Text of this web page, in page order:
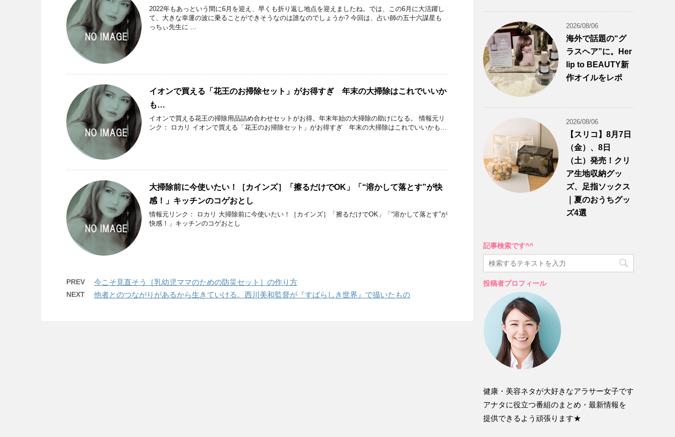
2022年もあっという間に6月を迎え、早くも折り返し地点を迎えましたね。では、この6月に大活躍し
て、大きな幸運の波に乗ることができそうなのは誰なのでしょうか? 今回は、占い師の五十六謀星も
っちぃ先生に ...
イオンで買える「花王のお掃除セット」がお得すぎ 年末の大掃除はこれでいいか
も…
イオンで買える花王の掃除用品詰め合わせセットがお得。年末年始の大掃除の助けになる。 情報元リ
ンク： ロカリ イオンで買える「花王のお掃除セット」がお得すぎ 年末の大掃除はこれでいいかも…
大掃除前に今使いたい！［カインズ］「擦るだけでOK」「“溶かして落とす”が快
感！」キッチンのコゲおとし
情報元リンク： ロカリ 大掃除前に今使いたい！［カインズ］「擦るだけでOK」「“溶かして落とす”が
快感！」キッチンのコゲおとし
PREV 今こそ見直そう［乳幼児ママのための防災セット］の作り方
NEXT 他者とのつながりがあるから生きていける。西川美和監督が『すばらしき世界』で描いたもの
2026/08/06
海外で話題の“グ
ラスヘア”に。Her
lip to BEAUTY新
作オイルをレポ
2026/08/06
【スリコ】8月7日
（金）、8日
（土）発売！クリ
ア生地収納グッ
ズ、足指ソックス
｜夏のおうちグッ
ズ4選
記事検索です^^
投稿者プロフィール
健康・美容ネタが大好きなアラサー女子です
アナタに役立つ番組のまとめ・最新情報を
提供できるよう頑張ります★